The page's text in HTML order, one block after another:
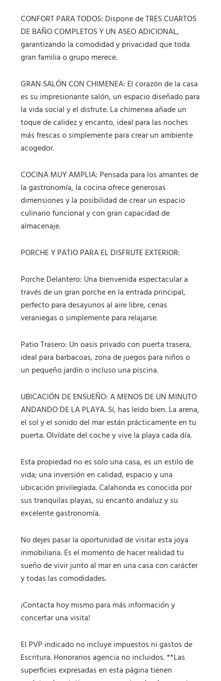
CONFORT PARA TODOS: Dispone de TRES CUARTOS
DE BAÑO COMPLETOS Y UN ASEO ADICIONAL,
garantizando la comodidad y privacidad que toda
gran familia o grupo merece.
GRAN SALÓN CON CHIMENEA: El corazón de la casa
es su impresionante salón, un espacio diseñado para
la vida social y el disfrute. La chimenea añade un
toque de calidez y encanto, ideal para las noches
más frescas o simplemente para crear un ambiente
acogedor.
COCINA MUY AMPLIA: Pensada para los amantes de
la gastronomía, la cocina ofrece generosas
dimensiones y la posibilidad de crear un espacio
culinario funcional y con gran capacidad de
almacenaje.
PORCHE Y PATIO PARA EL DISFRUTE EXTERIOR:
Porche Delantero: Una bienvenida espectacular a
través de un gran porche en la entrada principal,
perfecto para desayunos al aire libre, cenas
veraniegas o simplemente para relajarse.
Patio Trasero: Un oasis privado con puerta trasera,
ideal para barbacoas, zona de juegos para niños o
un pequeño jardín o incluso una piscina.
UBICACIÓN DE ENSUEÑO: A MENOS DE UN MINUTO
ANDANDO DE LA PLAYA. Sí, has leído bien. La arena,
el sol y el sonido del mar están prácticamente en tu
puerta. Olvídate del coche y vive la playa cada día.
Esta propiedad no es solo una casa, es un estilo de
vida; una inversión en calidad, espacio y una
ubicación privilegiada. Calahonda es conocida por
sus tranquilas playas, su encanto andaluz y su
excelente gastronomía.
No dejes pasar la oportunidad de visitar esta joya
inmobiliaria. Es el momento de hacer realidad tu
sueño de vivir junto al mar en una casa con carácter
y todas las comodidades.
¡Contacta hoy mismo para más información y
concertar una visita!
El PVP indicado no incluye impuestos ni gastos de
Escritura. Honorarios agencia no incluidos. **Las
superficies expresadas en esta página tienen